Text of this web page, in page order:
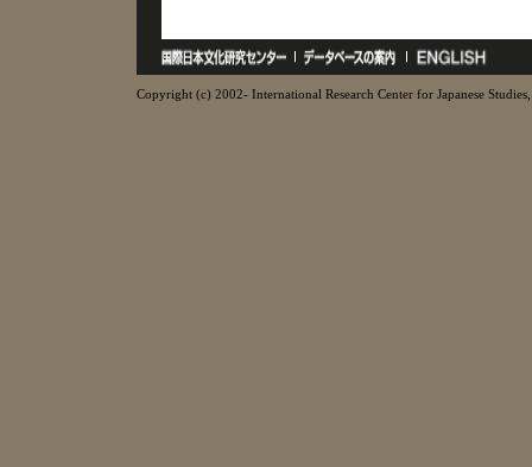
Copyright (c) 2002- International Research Center for Japanese